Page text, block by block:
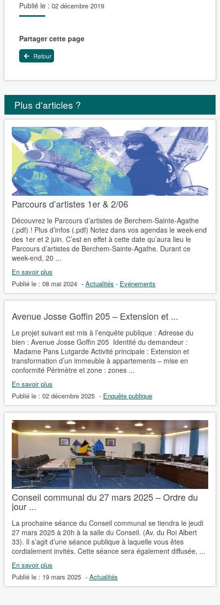
Publié le : 02 décembre 2019
Partager cette page
Retour
Plus d'articles ?
Parcours d’artistes 1er & 2/06
Découvrez le Parcours d’artistes de Berchem-Sainte-Agathe
(.pdf) ! Plus d’infos (.pdf) Notez dans vos agendas le week-end
des 1er et 2 juin. C’est en effet à cette date qu’aura lieu le
Parcours d’artistes de Berchem-Sainte-Agathe. Durant ce
week-end, 20 ...
En savoir plus
Publié le : 08 mai 2024 - Actualités - Evénements
Avenue Josse Goffin 205 – Extension et ...
Le projet suivant est mis à l’enquête publique : Adresse du
bien : Avenue Josse Goffin 205 Identité du demandeur :
Madame Pans Lutgarde Activité principale : Extension et
transformation d’un immeuble à appartements – mise en
conformité Périmètre et zone : zones ...
En savoir plus
Publié le : 02 décembre 2025 - Enquête publique
Conseil communal du 27 mars 2025 – Ordre du
jour ...
La prochaine séance du Conseil communal se tiendra le jeudi
27 mars 2025 à 20h à la salle du Conseil. (Av. du Roi Albert
33). Il s’agit d’une séance publique à laquelle vous êtes
cordialement invités. Cette séance sera également diffusée, ...
En savoir plus
Publié le : 19 mars 2025 - Actualités